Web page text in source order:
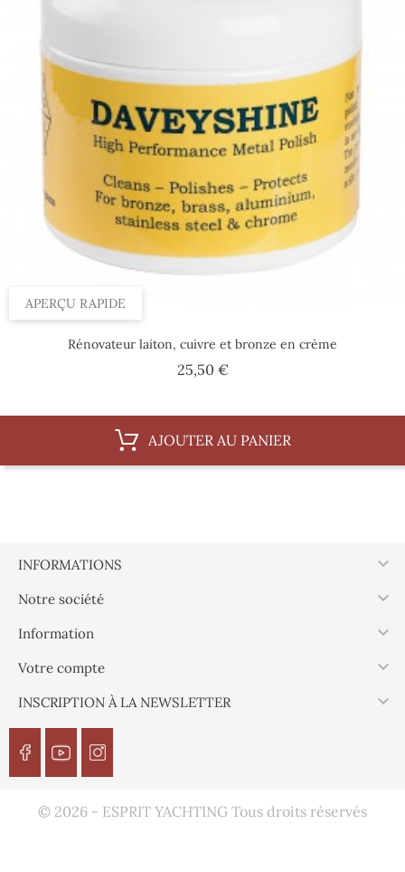
APERÇU RAPIDE
Rénovateur laiton, cuivre et bronze en crème
25,50 €Prix
AJOUTER AU PANIER
INFORMATIONS 
Notre société 
Information 
Votre compte 
INSCRIPTION À LA NEWSLETTER 
© 2026 - ESPRIT YACHTING Tous droits réservés